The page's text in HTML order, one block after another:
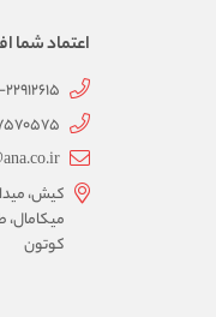
اعتماد شما
22912615
کیش،
کوتون